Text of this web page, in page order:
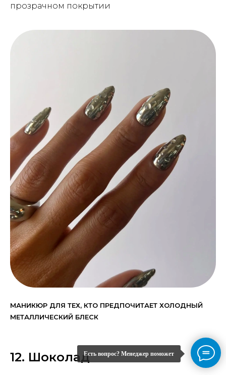
Есть вопрос? Менеджер поможет
прозрачном покрытии
МАНИКЮР ДЛЯ ТЕХ, КТО ПРЕДПОЧИТАЕТ ХОЛОДНЫЙ
МЕТАЛЛИЧЕСКИЙ БЛЕСК
12. Шоколад